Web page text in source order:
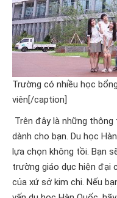
Trường có nhiều học
viên[/caption]
Trên đây là những
dành cho bạn. Du học
lựa chọn không tồi. Bạn
trường giáo dục hiện đại
của xứ sở kim chi. Nếu